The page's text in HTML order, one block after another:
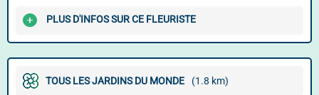
PLUS D'INFOS SUR CE FLEURISTE
TOUS LES JARDINS DU MONDE (1.8 km)